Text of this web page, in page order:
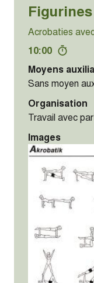
Acrobaties
10:00
Moyens
Sans moyen
Organisation
Travail avec
Images